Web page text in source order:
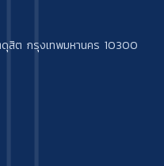
ดุสิต กรุงเทพมหานคร 10300